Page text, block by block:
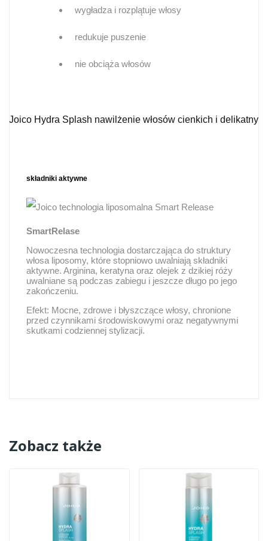
wygładza i rozplątuje włosy
redukuje puszenie
nie obciąża włosów
składniki aktywne
SmartRelase
Nowoczesna technologia dostarczająca do struktury
włosa liposomy, które stopniowo uwalniają składniki
aktywne. Arginina, keratyna oraz olejek z dzikiej róży
uwalniane są podczas zabiegu i jeszcze długo po jego
zakończeniu.
Efekt: Mocne, zdrowe i błyszczące włosy, chronione
przed czynnikami środowiskowymi oraz negatywnymi
skutkami codziennej stylizacji.
Zobacz także